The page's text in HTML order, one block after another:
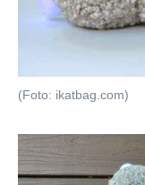
(Foto: ikatbag.com)